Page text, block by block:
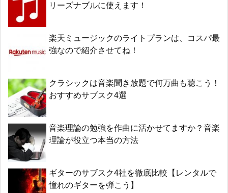
リーズナブルに使えます！
楽天ミュージックのライトプランは、コスパ最
強なので紹介させてね！
クラシックは音楽聞き放題で何万曲も聴こう！
おすすめサブスク4選
音楽理論の勉強を作曲に活かせてますか？音楽
理論が役立つ本当の方法
ギターのサブスク4社を徹底比較【レンタルで
憧れのギターを弾こう】